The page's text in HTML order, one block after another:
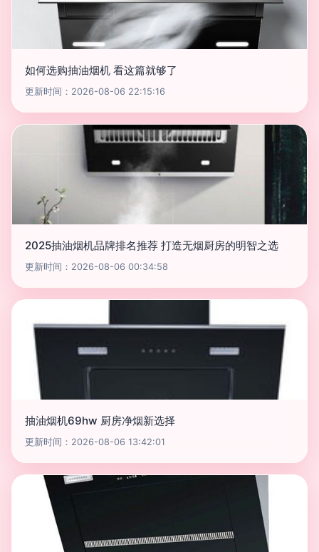
如何选购抽油烟机 看这篇就够了
更新时间：2026-08-06 22:15:16
2025抽油烟机品牌排名推荐 打造无烟厨房的明智之选
更新时间：2026-08-06 00:34:58
抽油烟机69hw 厨房净烟新选择
更新时间：2026-08-06 13:42:01